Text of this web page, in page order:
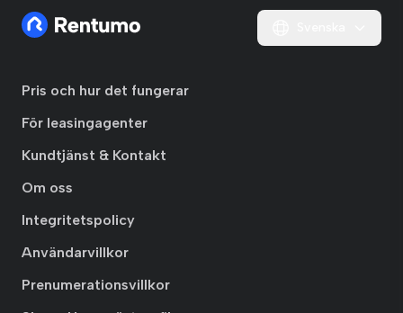
Pris och hur det fungerar
För leasingagenter
Kundtjänst & Kontakt
Om oss
Integritetspolicy
Användarvillkor
Prenumerationsvillkor